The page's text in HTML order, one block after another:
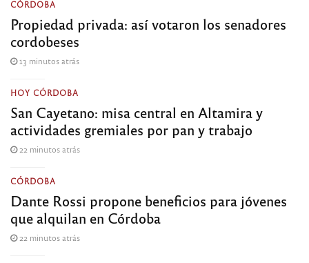
CÓRDOBA
Propiedad privada: así votaron los senadores
cordobeses
13 minutos atrás
HOY CÓRDOBA
San Cayetano: misa central en Altamira y
actividades gremiales por pan y trabajo
22 minutos atrás
CÓRDOBA
Dante Rossi propone beneficios para jóvenes
que alquilan en Córdoba
22 minutos atrás